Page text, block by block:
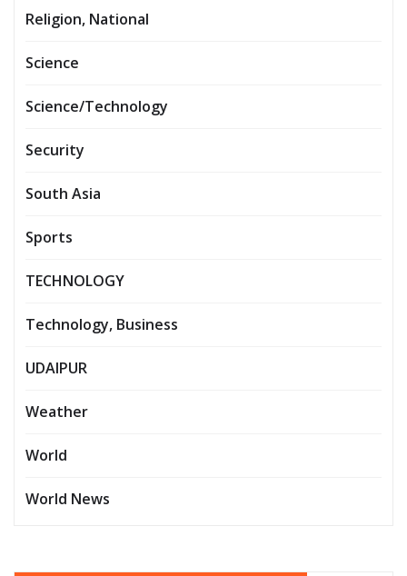
Religion, National
Science
Science/Technology
Security
South Asia
Sports
TECHNOLOGY
Technology, Business
UDAIPUR
Weather
World
World News